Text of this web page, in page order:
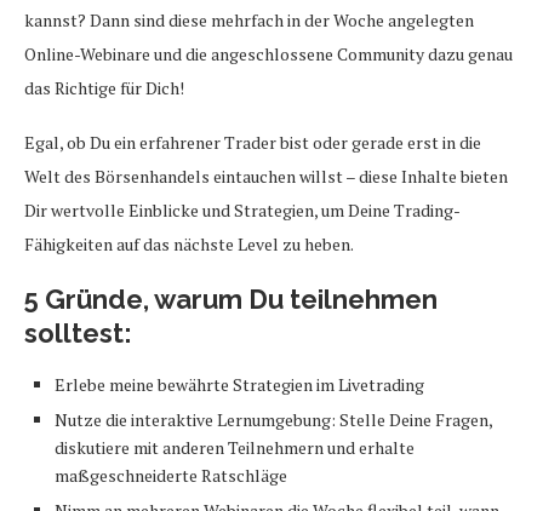
kannst? Dann sind diese mehrfach in der Woche angelegten
Online-Webinare und die angeschlossene Community dazu genau
das Richtige für Dich!
Egal, ob Du ein erfahrener Trader bist oder gerade erst in die
Welt des Börsenhandels eintauchen willst – diese Inhalte bieten
Dir wertvolle Einblicke und Strategien, um Deine Trading-
Fähigkeiten auf das nächste Level zu heben.
5 Gründe, warum Du teilnehmen
solltest:
Erlebe meine bewährte Strategien im Livetrading
Nutze die interaktive Lernumgebung: Stelle Deine Fragen,
diskutiere mit anderen Teilnehmern und erhalte
maßgeschneiderte Ratschläge